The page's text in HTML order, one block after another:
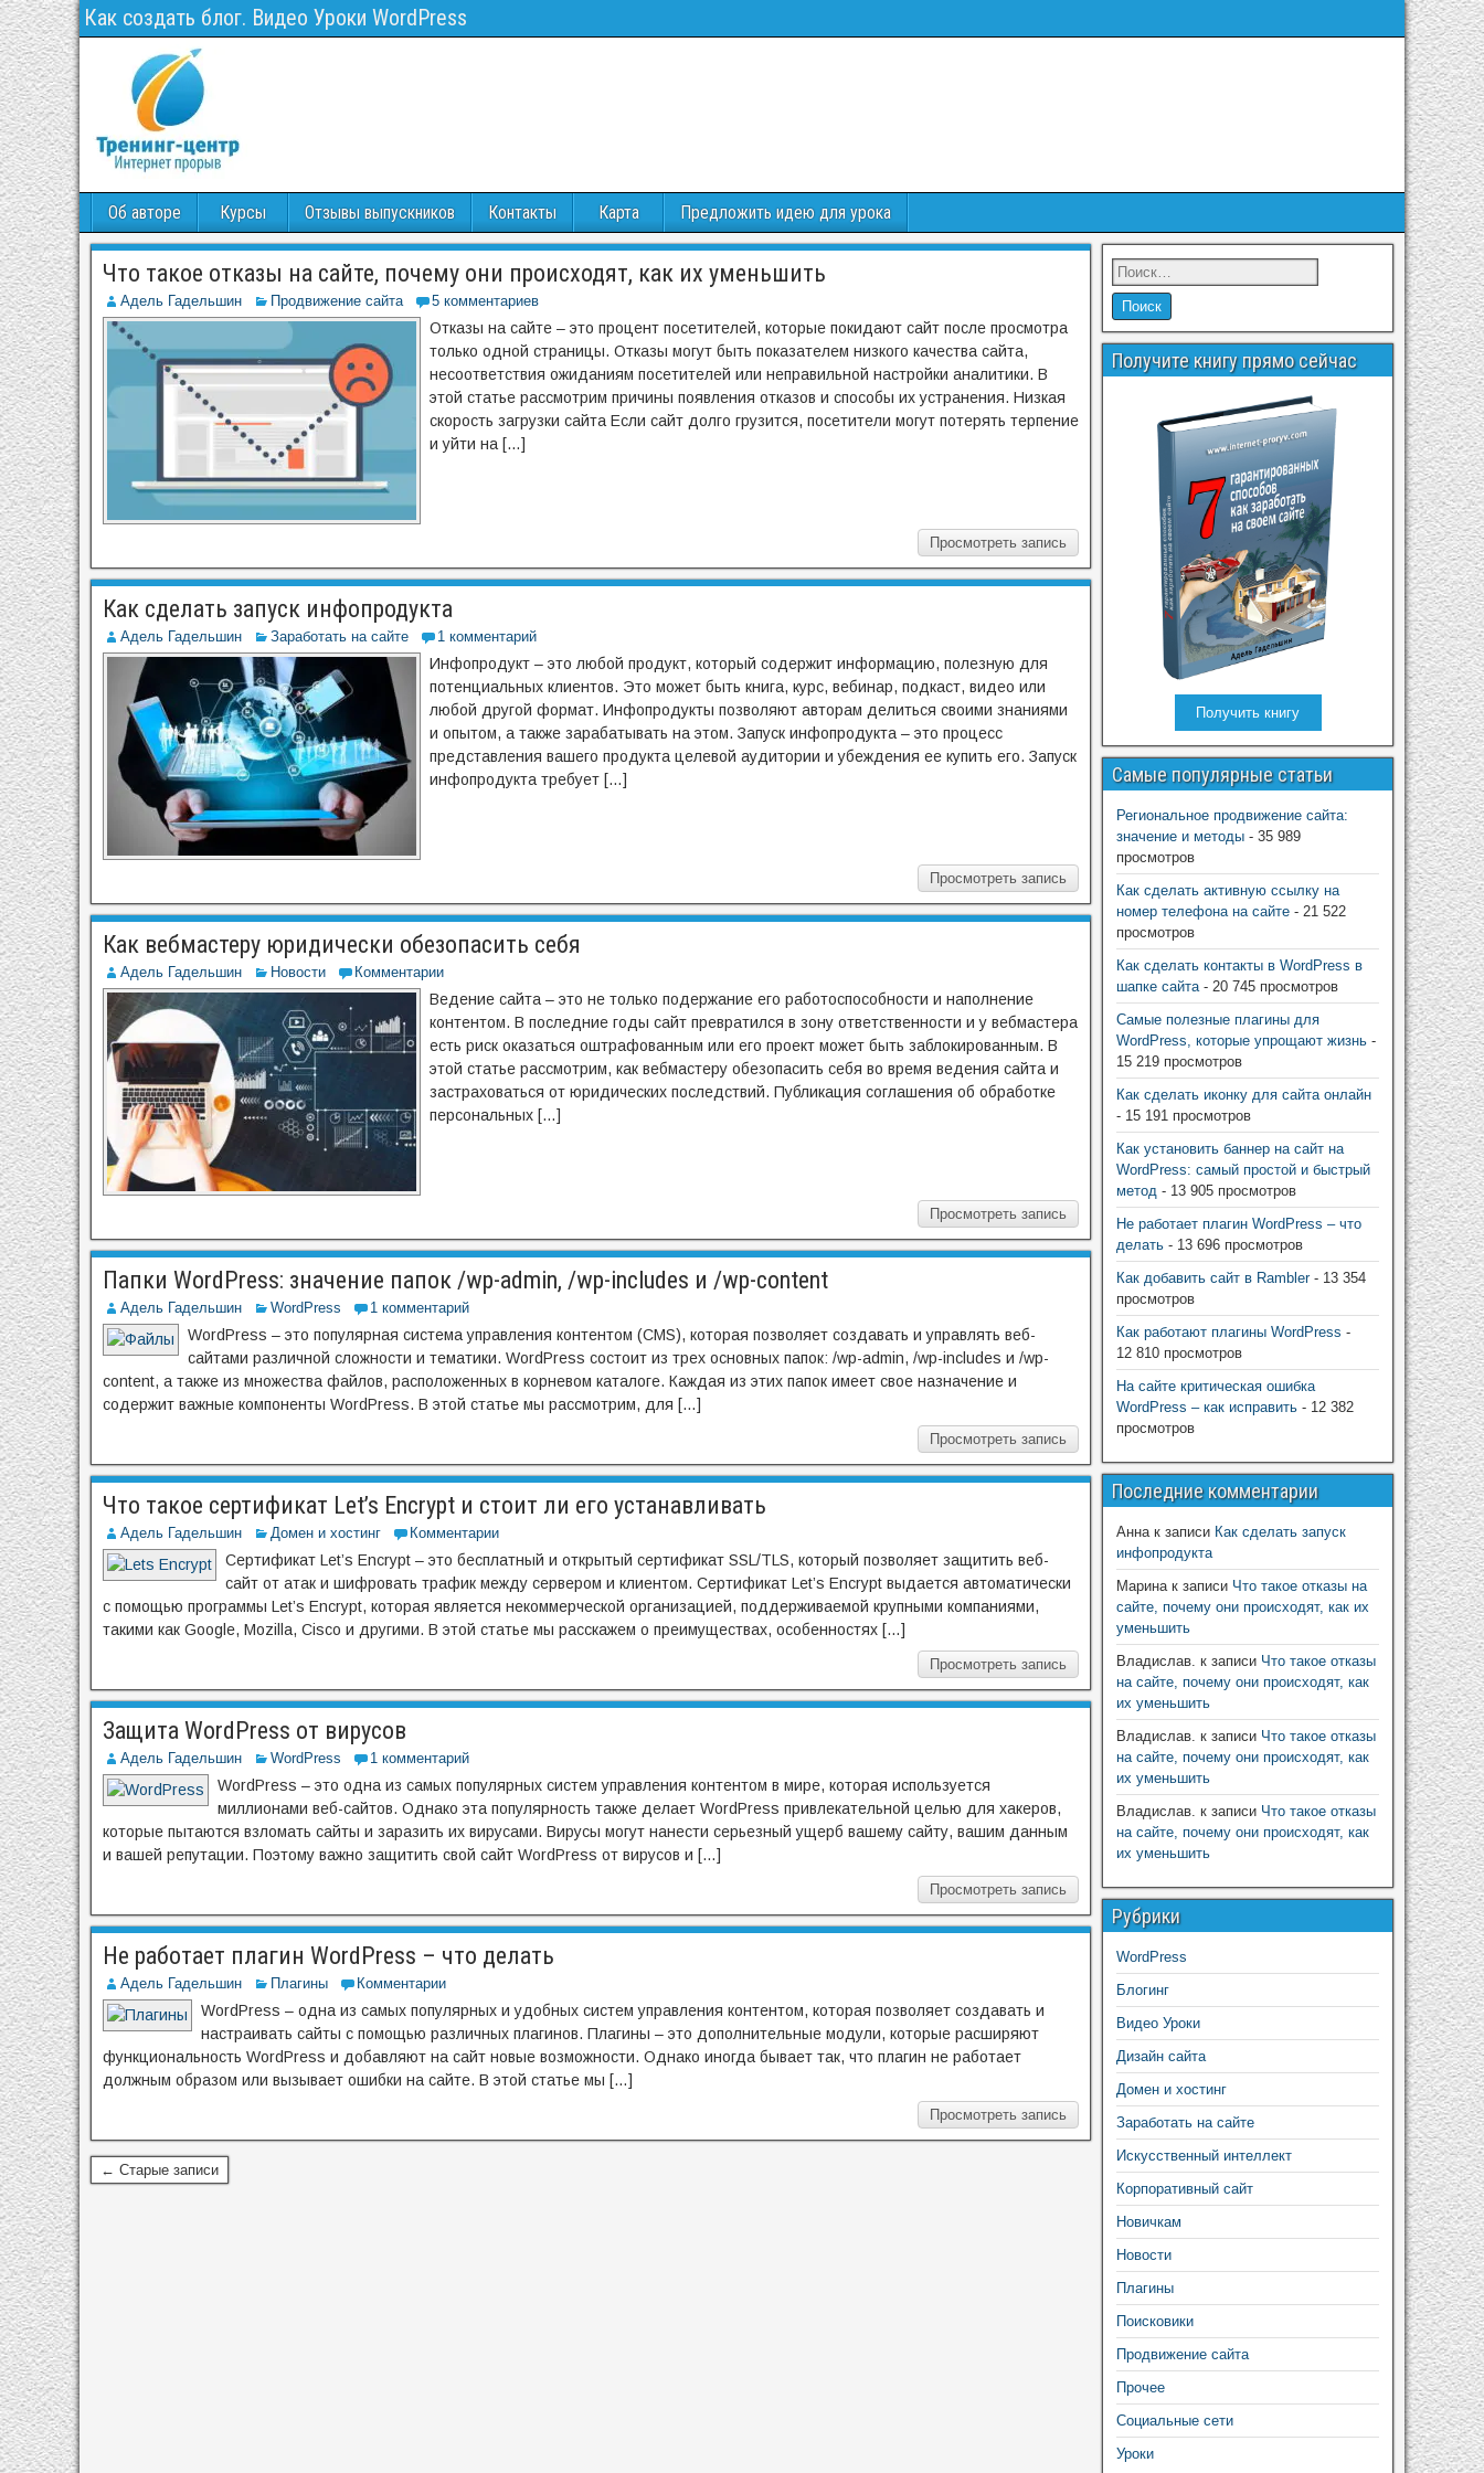
Как создать блог. Видео Уроки WordPress
Об авторе Курсы Отзывы выпускников Контакты Карта Предложить идею для урока
Что такое отказы на сайте, почему они происходят, как их уменьшить
Адель Гадельшин Продвижение сайта 5 комментариев
Отказы на сайте – это процент посетителей, которые покидают сайт после просмотра
только одной страницы. Отказы могут быть показателем низкого качества сайта,
несоответствия ожиданиям посетителей или неправильной настройки аналитики. В
этой статье рассмотрим причины появления отказов и способы их устранения. Низкая
скорость загрузки сайта Если сайт долго грузится, посетители могут потерять терпение
и уйти на […]
Просмотреть запись
Как сделать запуск инфопродукта
Адель Гадельшин Заработать на сайте 1 комментарий
Инфопродукт – это любой продукт, который содержит информацию, полезную для
потенциальных клиентов. Это может быть книга, курс, вебинар, подкаст, видео или
любой другой формат. Инфопродукты позволяют авторам делиться своими знаниями
и опытом, а также зарабатывать на этом. Запуск инфопродукта – это процесс
представления вашего продукта целевой аудитории и убеждения ее купить его. Запуск
инфопродукта требует […]
Просмотреть запись
Как вебмастеру юридически обезопасить себя
Адель Гадельшин Новости Комментарии
Ведение сайта – это не только подержание его работоспособности и наполнение
контентом. В последние годы сайт превратился в зону ответственности и у вебмастера
есть риск оказаться оштрафованным или его проект может быть заблокированным. В
этой статье рассмотрим, как вебмастеру обезопасить себя во время ведения сайта и
застраховаться от юридических последствий. Публикация соглашения об обработке
персональных […]
Просмотреть запись
Папки WordPress: значение папок /wp-admin, /wp-includes и /wp-content
Адель Гадельшин WordPress 1 комментарий
WordPress – это популярная система управления контентом (CMS), которая позволяет создавать и управлять веб-
сайтами различной сложности и тематики. WordPress состоит из трех основных папок: /wp-admin, /wp-includes и /wp-
content, а также из множества файлов, расположенных в корневом каталоге. Каждая из этих папок имеет свое назначение и
содержит важные компоненты WordPress. В этой статье мы рассмотрим, для […]
Просмотреть запись
Что такое сертификат Let’s Encrypt и стоит ли его устанавливать
Адель Гадельшин Домен и хостинг Комментарии
Сертификат Let’s Encrypt – это бесплатный и открытый сертификат SSL/TLS, который позволяет защитить веб-
сайт от атак и шифровать трафик между сервером и клиентом. Сертификат Let’s Encrypt выдается автоматически
с помощью программы Let’s Encrypt, которая является некоммерческой организацией, поддерживаемой крупными компаниями,
такими как Google, Mozilla, Cisco и другими. В этой статье мы расскажем о преимуществах, особенностях […]
Просмотреть запись
Защита WordPress от вирусов
Адель Гадельшин WordPress 1 комментарий
WordPress – это одна из самых популярных систем управления контентом в мире, которая используется
миллионами веб-сайтов. Однако эта популярность также делает WordPress привлекательной целью для хакеров,
которые пытаются взломать сайты и заразить их вирусами. Вирусы могут нанести серьезный ущерб вашему сайту, вашим данным
и вашей репутации. Поэтому важно защитить свой сайт WordPress от вирусов и […]
Просмотреть запись
Не работает плагин WordPress – что делать
Адель Гадельшин Плагины Комментарии
WordPress – одна из самых популярных и удобных систем управления контентом, которая позволяет создавать и
настраивать сайты с помощью различных плагинов. Плагины – это дополнительные модули, которые расширяют
функциональность WordPress и добавляют на сайт новые возможности. Однако иногда бывает так, что плагин не работает
должным образом или вызывает ошибки на сайте. В этой статье мы […]
Просмотреть запись
← Старые записи
Получите книгу прямо сейчас
Получить книгу
Самые популярные статьи
Региональное продвижение сайта:
значение и методы - 35 989
просмотров
Как сделать активную ссылку на
номер телефона на сайте - 21 522
просмотров
Как сделать контакты в WordPress в
шапке сайта- 20 745 просмотров
Самые полезные плагины для
WordPress, которые упрощают жизнь -
15 219 просмотров
Как сделать иконку для сайта онлайн
- 15 191 просмотров
Как установить баннер на сайт на
WordPress: самый простой и быстрый
метод - 13 905 просмотров
Не работает плагин WordPress – что
делать - 13 696 просмотров
Как добавить сайт в Rambler- 13 354
просмотров
Как работают плагины WordPress -
12 810 просмотров
На сайте критическая ошибка
WordPress – как исправить - 12 382
просмотров
Последние комментарии
Аннак записи Как сделать запуск
инфопродукта
Маринак записи Что такое отказы на
сайте, почему они происходят, как их
уменьшить
Владислав. к записи Что такое отказы
на сайте, почему они происходят, как
их уменьшить
Владислав. к записи Что такое отказы
на сайте, почему они происходят, как
их уменьшить
Владислав. к записи Что такое отказы
на сайте, почему они происходят, как
их уменьшить
Рубрики
WordPress
Блогинг
Видео Уроки
Дизайн сайта
Домен и хостинг
Заработать на сайте
Искусственный интеллект
Корпоративный сайт
Новичкам
Новости
Плагины
Поисковики
Продвижение сайта
Прочее
Социальные сети
Уроки